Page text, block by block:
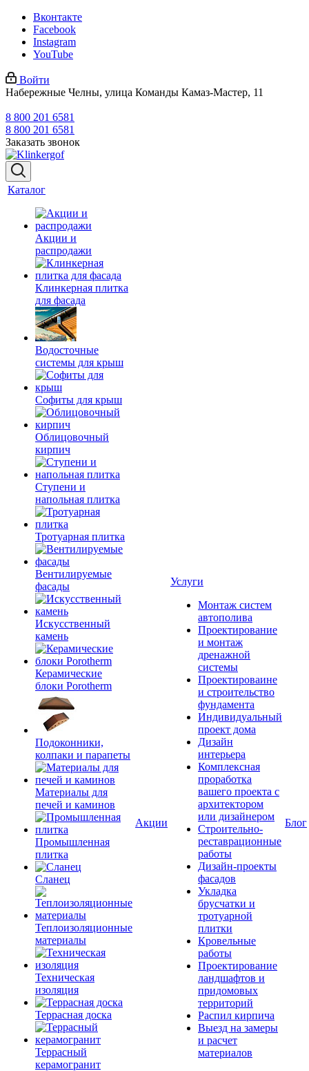
Вконтакте
Facebook
Instagram
YouTube
Войти
Набережные Челны, улица Команды Камаз-Мастер, 11
8 800 201 6581
8 800 201 6581
Заказать звонок
Каталог
Акции и
распродажи
Клинкерная плитка
для фасада
Водосточные
системы для крыш
Софиты для крыш
Облицовочный
кирпич
Ступени и
напольная плитка
Тротуарная плитка
Вентилируемые
фасады
Искусственный
камень
Керамические
блоки Porotherm
Подоконники,
колпаки и парапеты
Материалы для
печей и каминов
Промышленная
плитка
Сланец
Теплоизоляционные
материалы
Техническая
изоляция
Террасная доска
Террасный
керамогранит
Акции
Услуги
Монтаж систем
автополива
Проектирование
и монтаж
дренажной
системы
Проектироваине
и строительство
фундамента
Индивидуальный
проект дома
Дизайн
интерьера
Комплексная
проработка
вашего проекта с
архитектором
или дизайнером
Строительно-
реставрационные
работы
Дизайн-проекты
фасадов
Укладка
брусчатки и
тротуарной
плитки
Кровельные
работы
Проектирование
ландшафтов и
придомовых
территорий
Распил кирпича
Выезд на замеры
и расчет
материалов
Блог